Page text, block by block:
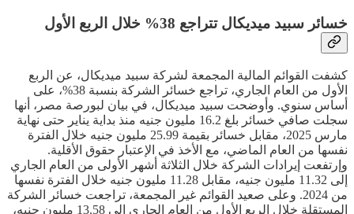
خسائر سبيد ميديكال تتراجع 38% خلال الربع الأول
كشفت القوائم المالية المجمعة لشركة سبيد ميديكال، عن الربع
الأول من العام الجاري، تراجع خسائر الشركة بنسبة 38%، على
أساس سنوي. وأوضحت سبيد ميديكال، في بيان لبورصة مصر، أنها
سجلت صافي خسائر بلغ 16.2 مليون جنيه منذ بداية يناير حتى نهاية
مارس 2025، مقابل خسائر بقيمة 25.99 مليون جنيه خلال الفترة
نفسها من العام الماضي، مع الأخذ في الإعتبار حقوق الأقلية.
وإرتفعت إيرادات الشركة خلال الثلاثة أشهر الأولى من العام الجاري
إلى 11.32 مليون جنيه، مقابل 11.28 مليون جنيه خلال الفترة نفسها
من 2024. وعلى صعيد القوائم غير المجمعة، تراجعت خسائر الشركة
المستقلة خلال الربع الأول من العام الجاري إلى 13.58 مليون جنيه،